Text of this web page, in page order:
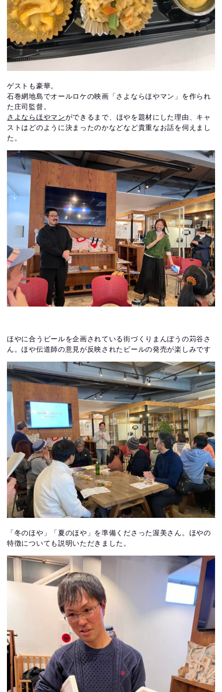
ゲストも豪華。
石巻網地島でオールロケの映画「さよならほやマン」を作られ
た庄司監督。
さよならほやマンができるまで、ほやを題材にした理由、キャ
ストはどのように決まったのかなどなど貴重なお話を伺えまし
た。
ほやに合うビールを企画されている街づくりまんぼうの苅谷さ
ん。ほや伝道師の意見が反映されたビールの発売が楽しみです
「冬のほや」「夏のほや」を準備くださった渥美さん。ほやの
特徴についても説明いただきました。